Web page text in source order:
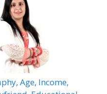
Age, Income,